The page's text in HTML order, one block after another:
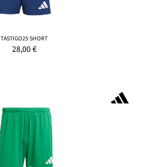
TASTIGO25 SHORT
28,00€